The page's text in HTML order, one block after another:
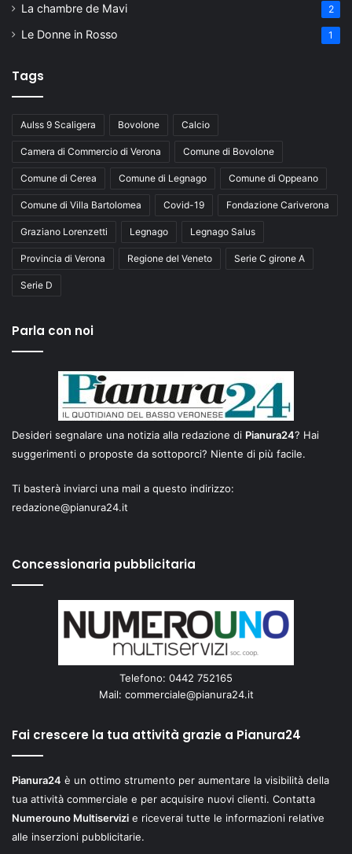
La chambre de Mavi 2
Le Donne in Rosso 1
Tags
Aulss 9 Scaligera Bovolone Calcio
Camera di Commercio di Verona Comune di Bovolone
Comune di Cerea Comune di Legnago Comune di Oppeano
Comune di Villa Bartolomea Covid-19 Fondazione Cariverona
Graziano Lorenzetti Legnago Legnago Salus
Provincia di Verona Regione del Veneto Serie C girone A
Serie D
Parla con noi
Desideri segnalare una notizia alla redazione di Pianura24? Hai
suggerimenti o proposte da sottoporci? Niente di più facile.
Ti basterà inviarci una mail a questo indirizzo:
redazione@pianura24.it
Concessionaria pubblicitaria
Telefono: 0442 752165
Mail: commerciale@pianura24.it
Fai crescere la tua attività grazie a Pianura24
Pianura24 è un ottimo strumento per aumentare la visibilità della
tua attività commerciale e per acquisire nuovi clienti. Contatta
Numerouno Multiservizi e riceverai tutte le informazioni relative
alle inserzioni pubblicitarie.